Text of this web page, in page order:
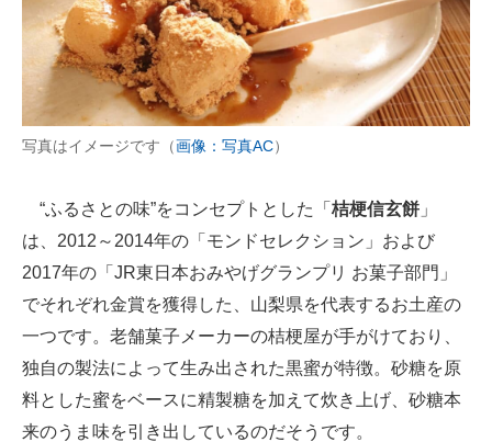
写真はイメージです（画像：写真AC）
“ふるさとの味”をコンセプトとした「 桔梗信玄餅 」
は、2012～2014年の「モンドセレクション」および
2017年の「JR東日本おみやげグランプリ お菓子部門」
でそれぞれ金賞を獲得した、山梨県を代表するお土産の
一つです。老舗菓子メーカーの桔梗屋が手がけており、
独自の製法によって生み出された黒蜜が特徴。砂糖を原
料とした蜜をベースに精製糖を加えて炊き上げ、砂糖本
来のうま味を引き出しているのだそうです。